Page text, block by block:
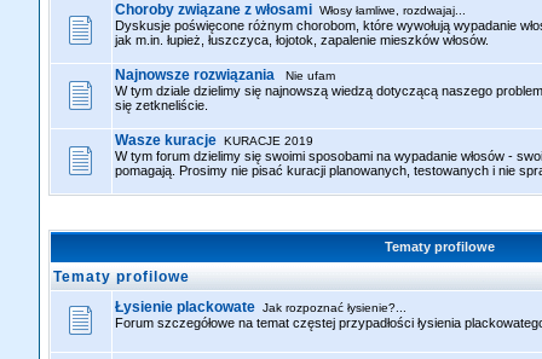
Choroby związane z włosami Włosy łamliwe, rozdwajaj...
Dyskusje poświęcone różnym chorobom, które wywołują wypadanie
jak m.in. łupież, łuszczyca, łojotok, zapalenie mieszków włosów.
Najnowsze rozwiązania Nie ufam
W tym dziale dzielimy się najnowszą wiedzą dotyczącą naszego
się zetkneliście.
Wasze kuracje KURACJE 2019
W tym forum dzielimy się swoimi sposobami na wypadanie włosów -
pomagają. Prosimy nie pisać kuracji planowanych, testowanych i nie
Tematy profilowe
Tematy profilowe
Łysienie plackowate Jak rozpoznać łysienie?...
Forum szczegółowe na temat częstej przypadłości łysienia